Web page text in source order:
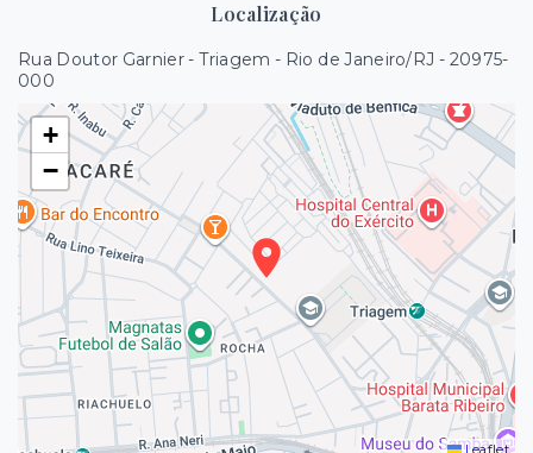
Localização
Rua Doutor Garnier - Triagem - Rio de Janeiro/RJ - 20975-
000
+
−
Leaflet